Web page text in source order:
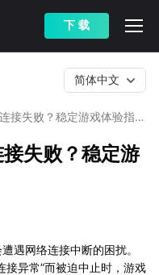
下 载
接失败？稳定游戏体验指
简体中文
失败？稳定游
遇网络连接中断的困扰。
接异常”而被迫中止时，游戏